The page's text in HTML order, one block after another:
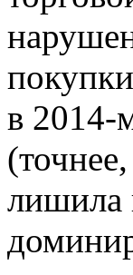
в 2014-
лишила